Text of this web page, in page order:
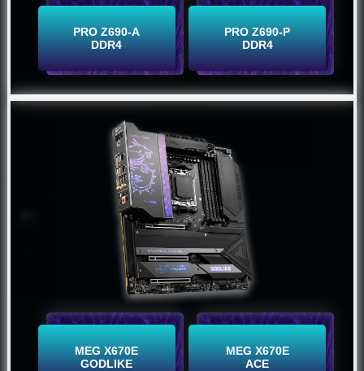
PRO Z690-A
DDR4
Buy Now
PRO Z690-P
DDR4
Buy Now
MEG X670E
GODLIKE
Buy Now
MEG X670E
ACE
Buy Now